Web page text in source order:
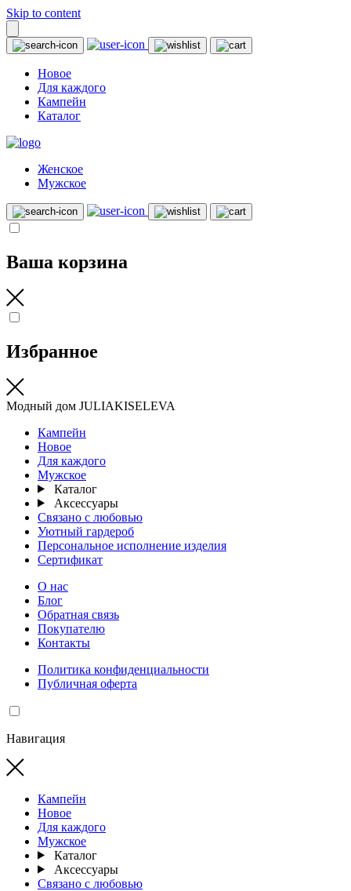
Skip to content
Новое
Для каждого
Кампейн
Каталог
Женское
Мужское
Ваша корзина
Избранное
Модный дом JULIAKISELEVA
Кампейн
Новое
Для каждого
Мужское
Каталог
Аксессуары
Связано с любовью
Уютный гардероб
Персональное исполнение изделия
Сертификат
О нас
Блог
Обратная связь
Покупателю
Контакты
Политика конфиденциальности
Публичная оферта
Навигация
Кампейн
Новое
Для каждого
Мужское
Каталог
Аксессуары
Связано с любовью